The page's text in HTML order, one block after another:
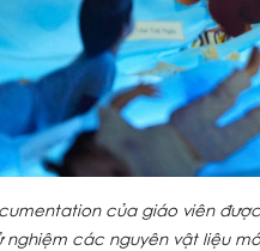
của giáo viên
nghiệm các nguyên vật liệu